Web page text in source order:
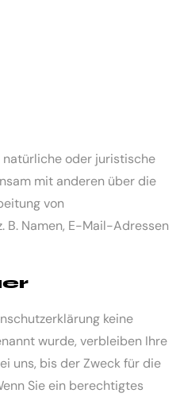
oder juristische
mit anderen über die
von
B. Namen, E-Mail-Adressen
keine
wurde, verbleiben Ihre
uns, bis der Zweck für die
Sie ein berechtigtes